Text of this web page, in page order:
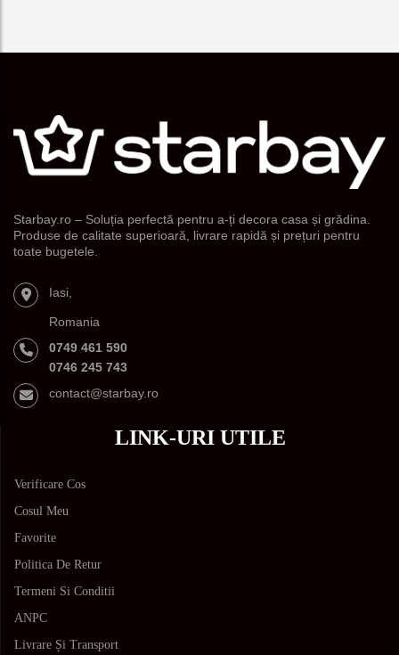
Starbay.ro – Soluția perfectă pentru a-ți decora casa și grădina.
Produse de calitate superioară, livrare rapidă și prețuri pentru
toate bugetele.
Iasi,
Romania
0749 461 590
0746 245 743
contact@starbay.ro
LINK-URI UTILE
Verificare Cos
Cosul Meu
Favorite
Politica De Retur
Termeni Si Conditii
ANPC
Livrare Și Transport